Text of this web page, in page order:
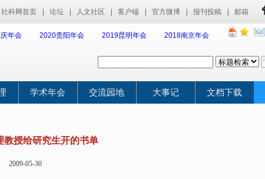
社科网首页 论坛 人文社区 客户端 官方微博 报刊投稿 邮箱
年会 2020贵阳年会 2019昆明年会 2018南京年会
学术年会 交流园地 大事记 文档下载
教授给研究生开的书单
05-30